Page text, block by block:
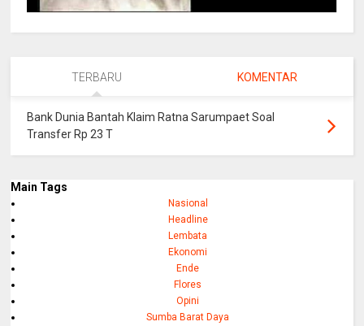
TERBARU KOMENTAR
Bank Dunia Bantah Klaim Ratna Sarumpaet Soal
Transfer Rp 23 T
Main Tags
Nasional
Headline
Lembata
Ekonomi
Ende
Flores
Opini
Sumba Barat Daya